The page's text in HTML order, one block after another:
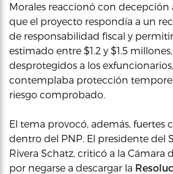
Morales reaccionó con decepción
que el proyecto respondía a un
de responsabilidad fiscal y
estimado entre $1.2 y $1.5
desprotegidos a los
contemplaba protección
riesgo comprobado.
El tema provocó, además, fuertes
dentro del PNP. El presidente del
Rivera Schatz, criticó a la Cámara
por negarse a descargar la